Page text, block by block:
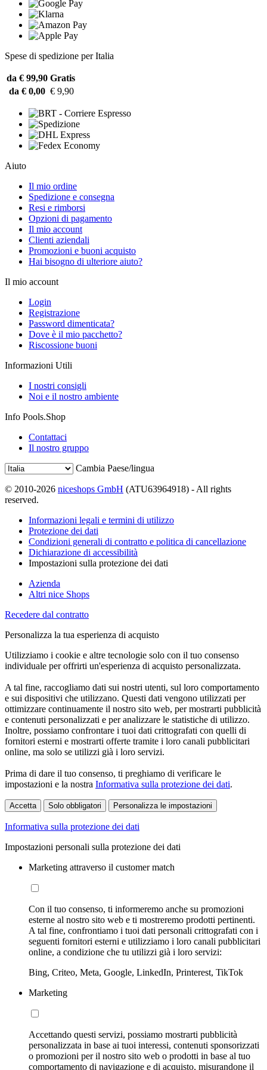
Spese di spedizione per Italia
da € 99,90 Gratis
da € 0,00 € 9,90
Aiuto
Il mio ordine
Spedizione e consegna
Resi e rimborsi
Opzioni di pagamento
Il mio account
Clienti aziendali
Promozioni e buoni acquisto
Hai bisogno di ulteriore aiuto?
Il mio account
Login
Registrazione
Password dimenticata?
Dove è il mio pacchetto?
Riscossione buoni
Informazioni Utili
I nostri consigli
Noi e il nostro ambiente
Info Pools.Shop
Contattaci
Il nostro gruppo
Cambia Paese/lingua
© 2010-2026 niceshops GmbH (ATU63964918) - All rights
reserved.
Informazioni legali e termini di utilizzo
Protezione dei dati
Condizioni generali di contratto e politica di cancellazione
Dichiarazione di accessibilità
Impostazioni sulla protezione dei dati
Azienda
Altri nice Shops
Recedere dal contratto
Personalizza la tua esperienza di acquisto
Utilizziamo i cookie e altre tecnologie solo con il tuo consenso
individuale per offrirti un'esperienza di acquisto personalizzata.
A tal fine, raccogliamo dati sui nostri utenti, sul loro comportamento
e sui dispositivi che utilizzano. Questi dati vengono utilizzati per
ottimizzare continuamente il nostro sito web, per mostrarti pubblicità
e contenuti personalizzati e per analizzare le statistiche di utilizzo.
Inoltre, possiamo confrontare i tuoi dati crittografati con quelli di
fornitori esterni e mostrarti offerte tramite i loro canali pubblicitari
online, ma solo se utilizzi già i loro servizi.
Prima di dare il tuo consenso, ti preghiamo di verificare le
impostazioni e la nostra Informativa sulla protezione dei dati.
Accetta Solo obbligatori Personalizza le impostazioni
Informativa sulla protezione dei dati
Impostazioni personali sulla protezione dei dati
Marketing attraverso il customer match
Con il tuo consenso, ti informeremo anche su promozioni
esterne al nostro sito web e ti mostreremo prodotti pertinenti.
A tal fine, confrontiamo i tuoi dati personali crittografati con i
seguenti fornitori esterni e utilizziamo i loro canali pubblicitari
online, a condizione che tu utilizzi già i loro servizi:
Bing, Criteo, Meta, Google, LinkedIn, Printerest, TikTok
Marketing
Accettando questi servizi, possiamo mostrarti pubblicità
personalizzata in base ai tuoi interessi, contenuti sponsorizzati
o promozioni per il nostro sito web o prodotti in base al tuo
comportamento di navigazione e di acquisto, misurandone il